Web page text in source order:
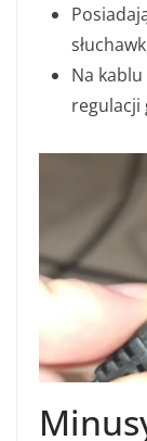
Na
regulacji